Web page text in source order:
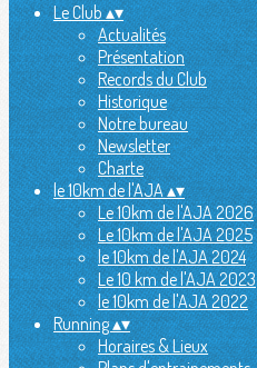
Le Club▴▾
Actualités
Présentation
Records du Club
Historique
Notre bureau
Newsletter
Charte
le 10km de l'AJA▴▾
Le 10km de l'AJA 2026
Le 10km de l'AJA 2025
le 10km de l'AJA 2024
Le 10 km de l'AJA 2023
le 10km de l'AJA 2022
Running▴▾
Horaires & Lieux